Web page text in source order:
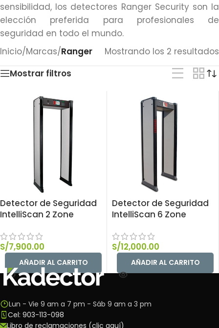
sensibilidad, los detectores Ranger Security son la
elección preferida para profesionales de
seguridad en todo el mundo.
Inicio/Marcas/Ranger
Mostrando los 2 resultados
Mostrar filtros
Detector de Seguridad
IntelliScan 2 Zone
S/7,900.00
AÑADIR AL CARRITO
Detector de Seguridad
IntelliScan 6 Zone
S/12,000.00
AÑADIR AL CARRITO
Lun - Vie 9 am a 7 pm - Sáb 9 am a 3 pm
Cel: 903-113-098
Libro de reclamaciones (clic aquí)